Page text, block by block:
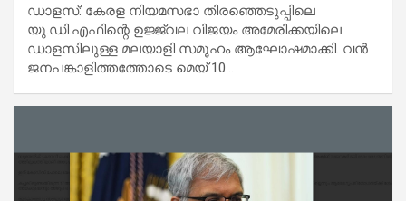
ഡാളസ്: കേരള നിയമസഭാ തിരഞ്ഞെടുപ്പിലെ
യു.ഡി.എഫിന്റെ ഉജ്ജ്വല വിജയം അമേരിക്കയിലെ
ഡാളസിലുള്ള മലയാളി സമൂഹം ആഘോഷമാക്കി. വൻ
ജനപങ്കാളിത്തത്തോടെ മെയ് 10…